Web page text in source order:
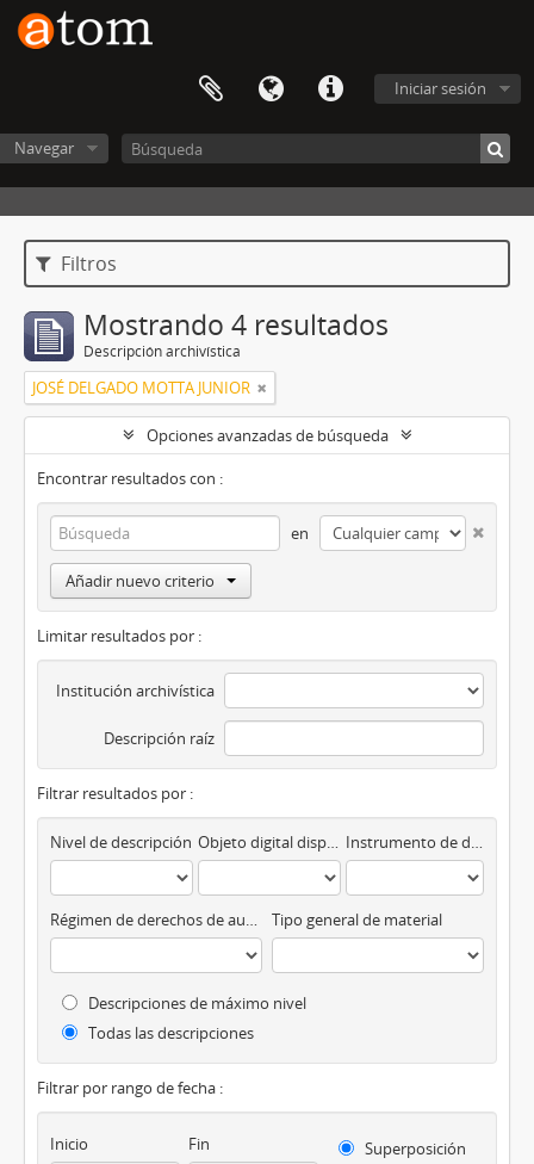
Iniciar sesión
Navegar
Filtros
Mostrando 4 resultados
Descripción archivística
JOSÉ DELGADO MOTTA JUNIOR
Opciones avanzadas de búsqueda
Encontrar resultados con :
en
Añadir nuevo criterio
Limitar resultados por :
Institución archivística
Descripción raíz
Filtrar resultados por :
Nivel de descripción Objeto digital disponibles Instrumento de descripción
Régimen de derechos de autor Tipo general de material
Descripciones de máximo nivel
Todas las descripciones
Filtrar por rango de fecha :
Inicio Fin
Superposición